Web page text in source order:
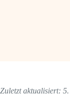
Zuletzt aktualisiert: